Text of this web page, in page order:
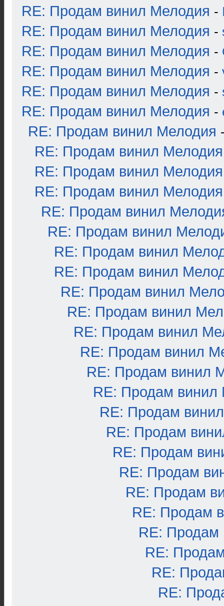
RE: Продам винил Мелодия -
RE: Продам винил Мелодия -
RE: Продам винил Мелодия -
RE: Продам винил Мелодия -
RE: Продам винил Мелодия -
RE: Продам винил Мелодия -
RE: Продам винил Мелодия
RE: Продам винил Мелодия
RE: Продам винил Мелодия
RE: Продам винил Мелодия
RE: Продам винил
RE: Продам винил
RE: Продам винил
RE: Продам винил
RE: Продам винил
RE: Продам винил
RE: Продам винил
RE: Продам винил
RE: Продам винил
RE: Продам винил
RE: Продам
RE: Продам
RE: Продам
RE: Продам
RE: Продам
RE: Продам
RE: Продам
RE:
RE:
RE: